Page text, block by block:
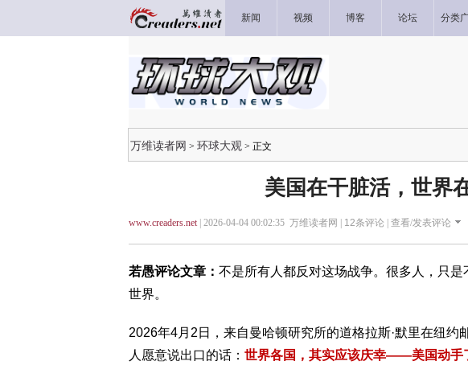
新闻 视频 博客 论坛 分类
万维读者网 > 环球大观 > 正文
美国在干脏活，世界
www.creaders.net| 2026-04-04 00:02:35 万维读者网 | 12条评论 | 查看/发表评论
若愚评论文章： 不是所有人都反对这场战争。很多人，只
世界。
2026年4月2日，来自曼哈顿研究所的道格拉斯·默里在纽约
人愿意说出口的话： 世界各国，其实应该庆幸——美国动手